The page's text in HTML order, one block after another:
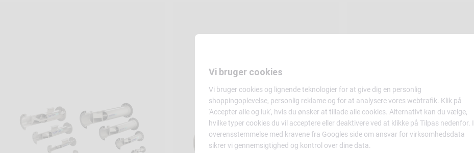
Vi bruger cookies
Vi bruger cookies og lignende teknologier for at give dig en personlig
shoppingoplevelse, personlig reklame og for at analysere vores webtrafik. Klik på
'Accepter alle og luk', hvis du ønsker at tillade alle cookies. Alternativt kan du vælge,
hvilke typer cookies du vil acceptere eller deaktivere ved at klikke på Tilpas nedenfor. I
overensstemmelse med kravene fra Googles side om ansvar for virksomhedsdata
sikrer vi gennemsigtighed og kontrol over dine data.